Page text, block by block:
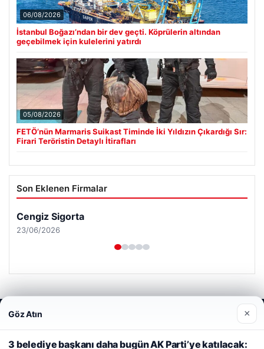
06/08/2026
İstanbul Boğazı’ndan bir dev geçti. Köprülerin altından
geçebilmek için kulelerini yatırdı
05/08/2026
FETÖ’nün Marmaris Suikast Timinde İki Yıldızın Çıkardığı Sır:
Firari Teröristin Detaylı İtirafları
Son Eklenen Firmalar
Cengiz Sigorta
23/06/2026
Web sitemizi nasıl kullandığınızı daha iyi anlayabilmek,
deneyiminizi kişiselleştirmek ve geliştirmek amacıyla çerezler
kullanıyoruz.Çerez Politikamız
Göz Atın ×
3 belediye başkanı daha bugün AK Parti’ye katılacak:
Tercüme Bürosu|Malta Dil Okulu|lemagrup.com.tr